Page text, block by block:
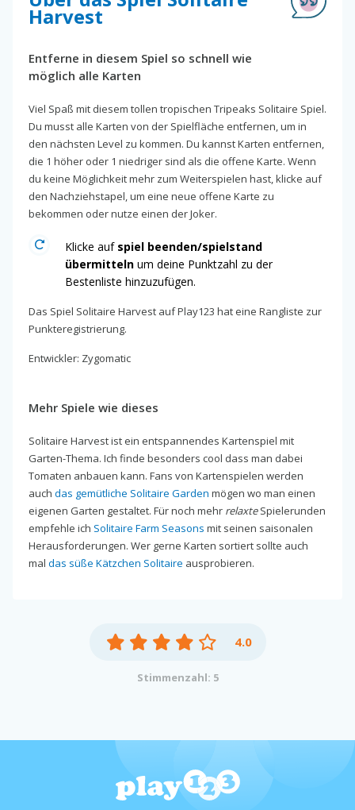
Harvest
Entferne in diesem Spiel so schnell wie
möglich alle Karten
Viel Spaß mit diesem tollen tropischen Tripeaks Solitaire Spiel.
Du musst alle Karten von der Spielfläche entfernen, um in
den nächsten Level zu kommen. Du kannst Karten entfernen,
die 1 höher oder 1 niedriger sind als die offene Karte. Wenn
du keine Möglichkeit mehr zum Weiterspielen hast, klicke auf
den Nachziehstapel, um eine neue offene Karte zu
bekommen oder nutze einen der Joker.
Klicke auf spiel beenden/spielstand
übermitteln um deine Punktzahl zu der
Bestenliste hinzuzufügen.
Das Spiel Solitaire Harvest auf Play123 hat eine Rangliste zur
Punkteregistrierung.
Entwickler: Zygomatic
Mehr Spiele wie dieses
Solitaire Harvest ist ein entspannendes Kartenspiel mit
Garten-Thema. Ich finde besonders cool dass man dabei
Tomaten anbauen kann. Fans von Kartenspielen werden
auch das gemütliche Solitaire Garden mögen wo man einen
eigenen Garten gestaltet. Für noch mehr relaxteSpielerunden
empfehle ich Solitaire Farm Seasons mit seinen saisonalen
Herausforderungen. Wer gerne Karten sortiert sollte auch
mal das süße Kätzchen Solitaire ausprobieren.
4.0
Stimmenzahl: 5